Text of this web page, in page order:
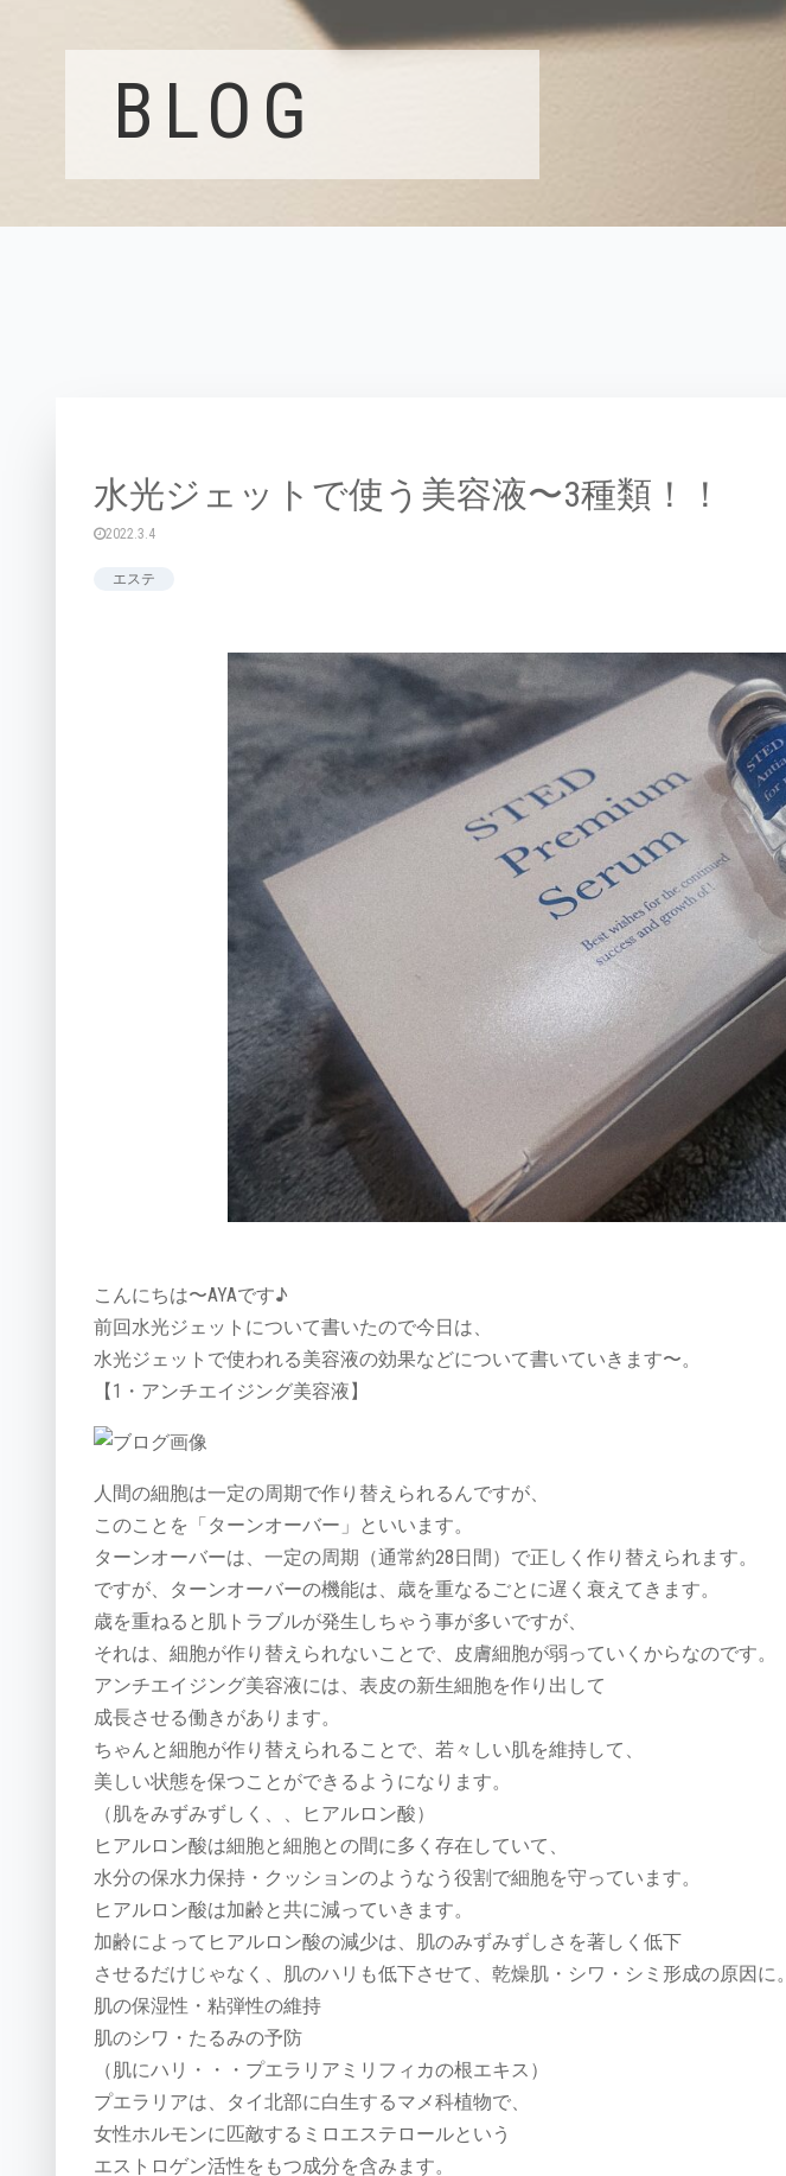
BLOG
水光ジェットで使う美容液〜3種類！！
2022.3.4
エステ
こんにちは〜AYAです♪
前回水光ジェットについて書いたので今日は、
水光ジェットで使われる美容液の効果などについて書いていきます〜。
【1・アンチエイジング美容液】
人間の細胞は一定の周期で作り替えられるんですが、
このことを「ターンオーバー」といいます。
ターンオーバーは、一定の周期（通常約28日間）で正しく作り替えられます。
ですが、ターンオーバーの機能は、歳を重なるごとに遅く衰えてきます。
歳を重ねると肌トラブルが発生しちゃう事が多いですが、
それは、細胞が作り替えられないことで、皮膚細胞が弱っていくからなのです。
アンチエイジング美容液には、表皮の新生細胞を作り出して
成長させる働きがあります。
ちゃんと細胞が作り替えられることで、若々しい肌を維持して、
美しい状態を保つことができるようになります。
（肌をみずみずしく、、ヒアルロン酸）
ヒアルロン酸は細胞と細胞との間に多く存在していて、
水分の保水力保持・クッションのようなう役割で細胞を守っています。
ヒアルロン酸は加齢と共に減っていきます。
加齢によってヒアルロン酸の減少は、肌のみずみずしさを著しく低下
させるだけじゃなく、肌のハリも低下させて、乾燥肌・シワ・シミ形成の原因に。
肌の保湿性・粘弾性の維持
肌のシワ・たるみの予防
（肌にハリ・・・プエラリアミリフィカの根エキス）
プエラリアは、タイ北部に白生するマメ科植物で、
女性ホルモンに匹敵するミロエステロールという
エストロゲン活性をもつ成分を含みます。